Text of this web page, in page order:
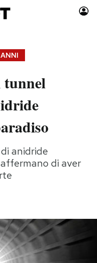
Moda
Consumismi
Storie/Idee
Media
Europa
ANNI
tunnel
anidride
di aver